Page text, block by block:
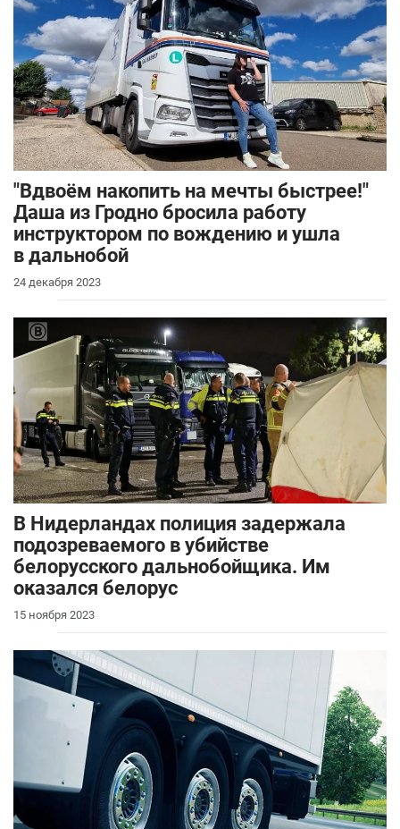
"Вдвоём накопить на мечты быстрее!"
Даша из Гродно бросила работу
инструктором по вождению и ушла
в дальнобой
24 декабря 2023
В Нидерландах полиция задержала
подозреваемого в убийстве
белорусского дальнобойщика. Им
оказался белорус
15 ноября 2023